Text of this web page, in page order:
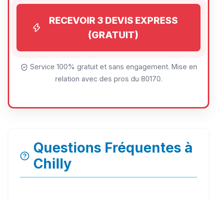
RECEVOIR 3 DEVIS EXPRESS
(GRATUIT)
Service 100% gratuit et sans engagement. Mise en
relation avec des pros du 80170.
Questions Fréquentes à
Chilly